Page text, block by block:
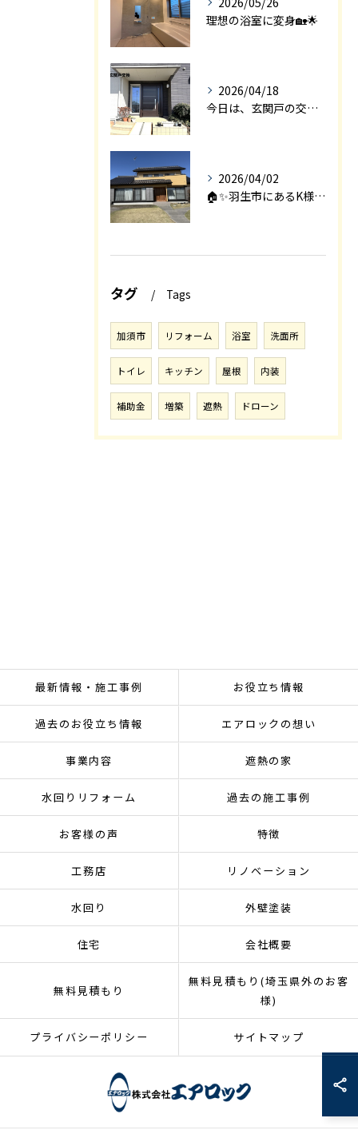
理想の浴室に変身🏡🌟
2026/04/18
今日は、玄関戸の交換工事をご紹介します🚪✨。
2026/04/02
🏠✨羽生市にあるK様邸は、2008年に㈱エアロックで新築され...
タグ Tags
加須市 リフォーム 浴室 洗面所
トイレ キッチン 屋根 内装
補助金 増築 遮熱 ドローン
最新情報・施工事例 お役立ち情報
過去のお役立ち情報 エアロックの想い
事業内容 遮熱の家
水回りリフォーム 過去の施工事例
お客様の声 特徴
工務店 リノベーション
水回り 外壁塗装
住宅 会社概要
無料見積もり
無料見積もり(埼玉県外のお客
様)
プライバシーポリシー サイトマップ